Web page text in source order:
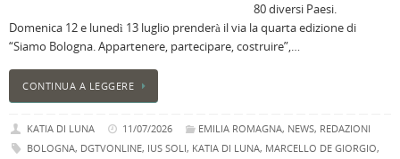
80 diversi Paesi.
Domenica 12 e lunedì 13 luglio prenderà il via la quarta edizione di
“Siamo Bologna. Appartenere, partecipare, costruire”,…
CONTINUA A LEGGERE
KATIA DI LUNA 11/07/2026 EMILIA ROMAGNA, NEWS, REDAZIONI
BOLOGNA, DGTVONLINE, IUS SOLI, KATIA DI LUNA, MARCELLO DE GIORGIO,